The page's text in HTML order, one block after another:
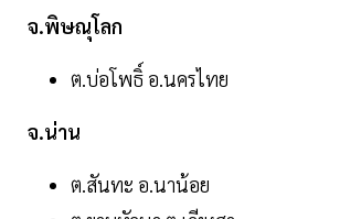
จ.พิษณุโลก
ต.บ่อโพธิ์ อ.นครไทย
จ.น่าน
ต.สันทะ อ.นาน้อย